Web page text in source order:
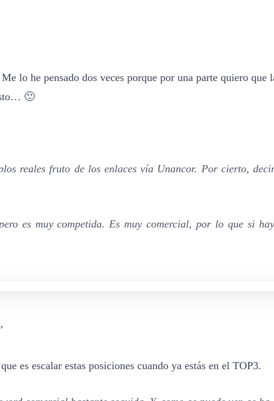
lo he pensado dos veces porque por una parte quiero que
🙂
reales fruto de los enlaces vía Unancor. Por cierto,
es muy competida. Es muy comercial, por lo que si
es escalar estas posiciones cuando ya estás en el TOP3.